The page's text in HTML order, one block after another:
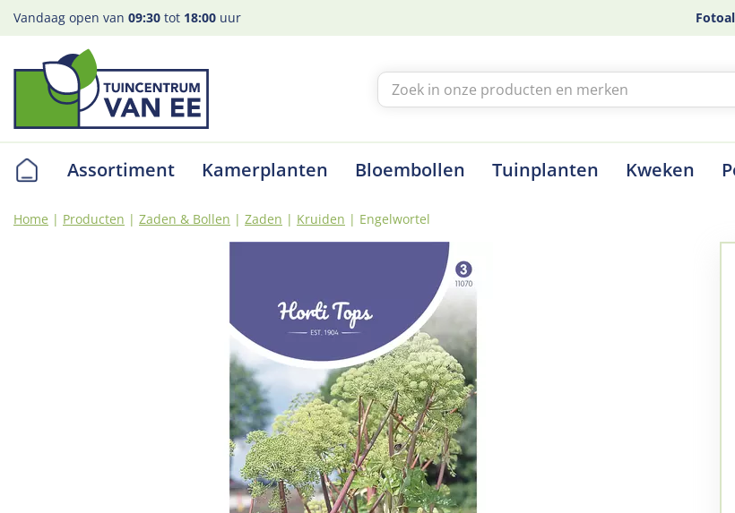
Ga
naar
Home Producten Zaden & Bollen Zaden Kruiden Engelwortel
Vandaag open van 09:30 tot 18:00 uur
Assortiment Kamerplanten Bloembollen Tuinplanten Kweken